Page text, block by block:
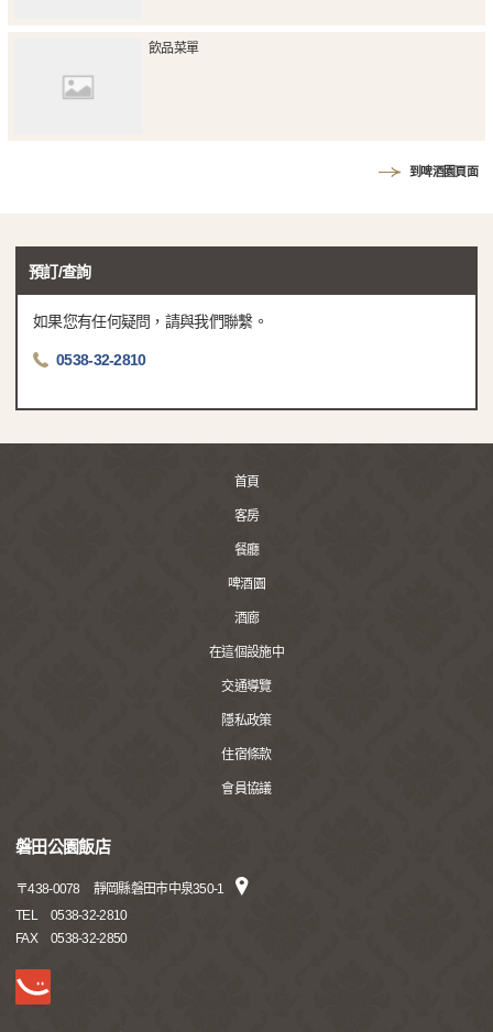
飲品菜單
到啤酒園頁面
預訂/查詢
如果您有任何疑問，請與我們聯繫。
0538-32-2810
首頁
客房
餐廳
啤酒園
酒廊
在這個設施中
交通導覽
隱私政策
住宿條款
會員協議
磐田公園飯店
〒438-0078
靜岡縣磐田市中泉350-1
TEL
0538-32-2810
FAX
0538-32-2850